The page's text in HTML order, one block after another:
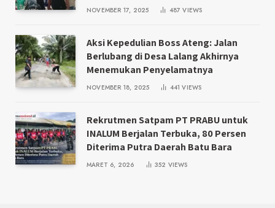
NOVEMBER 17, 2025 487VIEWS
Aksi Kepedulian Boss Ateng: Jalan
Berlubang di Desa Lalang Akhirnya
Menemukan Penyelamatnya
NOVEMBER 18, 2025 441VIEWS
Rekrutmen Satpam PT PRABU untuk
INALUM Berjalan Terbuka, 80 Persen
Diterima Putra Daerah Batu Bara
MARET 6, 2026 352 VIEWS